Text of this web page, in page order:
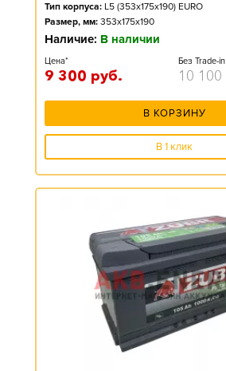
Тип корпуса: L5 (353x175x190) EURO
Размер, мм: 353x175x190
Наличие: В наличии
Цена*
9 300 руб.
Без Trade-in
10 100
В КОРЗИНУ
В 1 клик